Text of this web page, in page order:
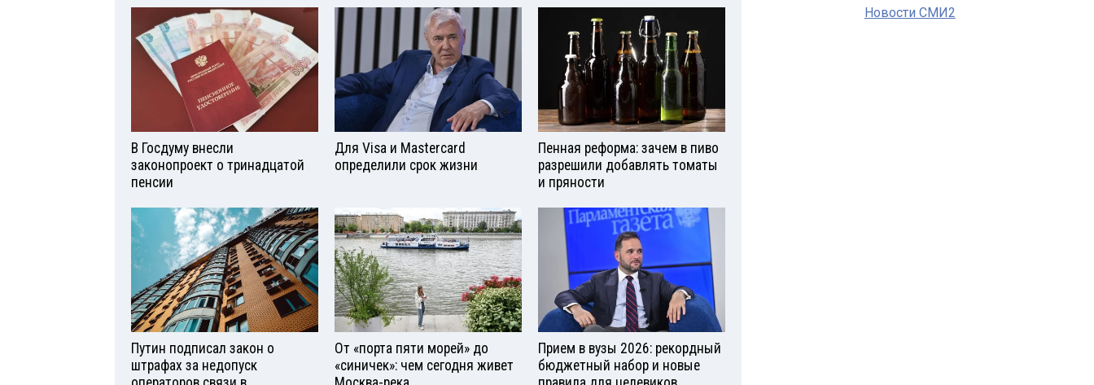
В Госдуму внесли
законопроект о тринадцатой
пенсии
Для Visа и Mastercard
определили срок жизни
Пенная реформа: зачем в пиво
разрешили добавлять томаты
и пряности
Путин подписал закон о
штрафах за недопуск
От «порта пяти морей» до
«синичек»: чем сегодня живет
Прием в вузы 2026: рекордный
бюджетный набор и новые
Новости СМИ2